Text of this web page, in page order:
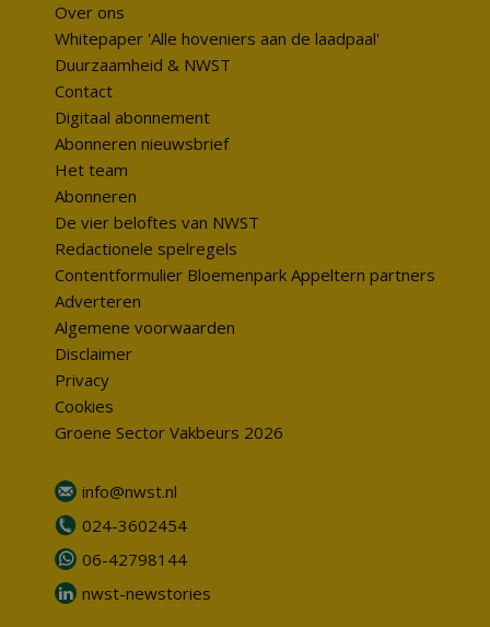
Over ons
Whitepaper 'Alle hoveniers aan de laadpaal'
Duurzaamheid & NWST
Contact
Digitaal abonnement
Abonneren nieuwsbrief
Het team
Abonneren
De vier beloftes van NWST
Redactionele spelregels
Contentformulier Bloemenpark Appeltern partners
Adverteren
Algemene voorwaarden
Disclaimer
Privacy
Cookies
Groene Sector Vakbeurs 2026
info@nwst.nl
024-3602454
06-42798144
nwst-newstories